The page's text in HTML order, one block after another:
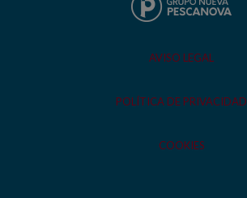
AVISO LEGAL
POLÍTICA DE PRIVACIDAD
COOKIES